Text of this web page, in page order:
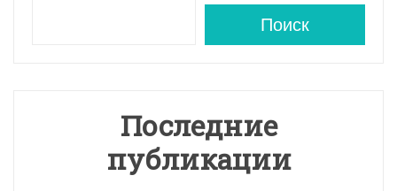
Поиск
Последние
публикации